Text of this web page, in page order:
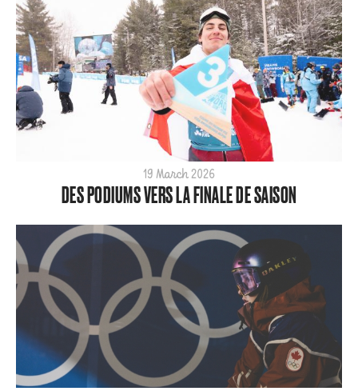
2022
2021
2020
2019
2018
2017
19 March 2026
DES PODIUMS VERS LA FINALE DE SAISON